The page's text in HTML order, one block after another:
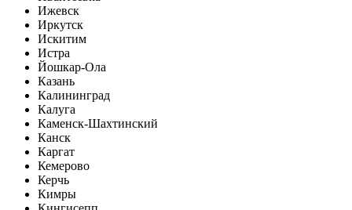
Ижевск
Иркутск
Искитим
Истра
Йошкар-Ола
Казань
Калининград
Калуга
Каменск-Шахтинский
Канск
Каргат
Кемерово
Керчь
Кимры